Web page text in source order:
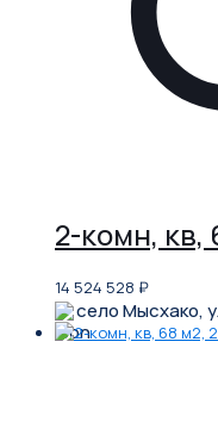
2-комн, кв,
14 524 528 ₽
село Мысхако,